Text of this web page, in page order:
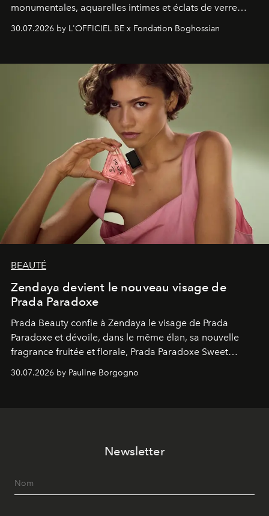
monumentales, aquarelles intimes et éclats de verre
soufflé, l’artiste français compose un itinéraire
émotionnel où chaque œuvre devient le souvenir
émerveillement.
30.07.2026 by L'OFFICIEL BE x Fondation Boghossian
BEAUTÉ
Zendaya devient le nouveau visage de
Prada Paradoxe
Prada Beauty confie à Zendaya le visage de Prada
Paradoxe et dévoile, dans le même élan, sa nouvelle
fragrance fruitée et florale, Prada Paradoxe Sweet
Chemistry Eau de Parfum.
30.07.2026 by Pauline Borgogno
Newsletter